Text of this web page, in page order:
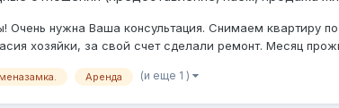
нужна Ваша консультация. Снимаем квартиру
хозяйки, за свой счет сделали ремонт. Месяц
Аренда (и еще 1 )